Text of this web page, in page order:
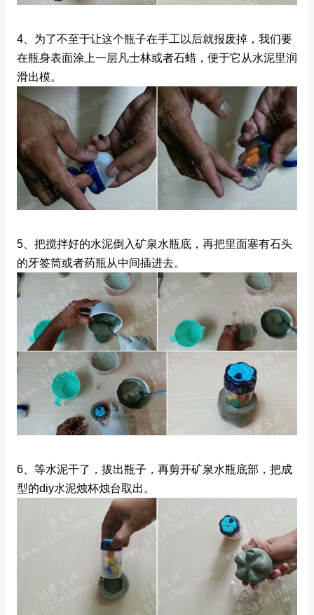
4、为了不至于让这个瓶子在手工以后就报废掉，我们要
在瓶身表面涂上一层凡士林或者石蜡，便于它从水泥里润
滑出模。
5、把搅拌好的水泥倒入矿泉水瓶底，再把里面塞有石头
的牙签筒或者药瓶从中间插进去。
6、等水泥干了，拔出瓶子，再剪开矿泉水瓶底部，把成
型的diy水泥烛杯烛台取出。